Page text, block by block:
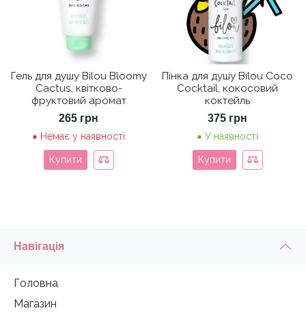
Гель для душу Bilou Bloomy
Cactus, квітково-
фруктовий аромат
265 грн
Немає у наявності
Купити
Пінка для душу Bilou Coco
Cocktail, кокосовий
коктейль
375 грн
У наявності
Купити
Навігація
Головна
Магазин